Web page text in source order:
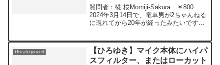
ひろゆきさんは電車男さんに実際
にお会いした事はありますか？
ー ひろゆき切り抜き
質問者：椛 桜Momiji-Sakura ￥800
2024年3月14日で、電車男が2ちゃんねる
に現れてから20年が経ったみたいです
いした際のエピソードがあれば聞きた
い...
Uncategorized
【ひろゆき】マイク本体にハイパ
スフィルター、またはローカット